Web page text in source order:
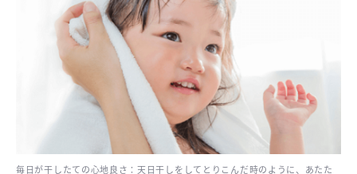
毎日が干したての心地良さ：天日干しをしてとりこんだ時のように、あたた